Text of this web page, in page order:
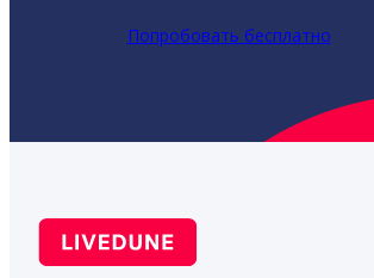
Попробовать бесплатно